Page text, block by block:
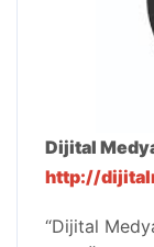
Dijital
http://
“Dijital